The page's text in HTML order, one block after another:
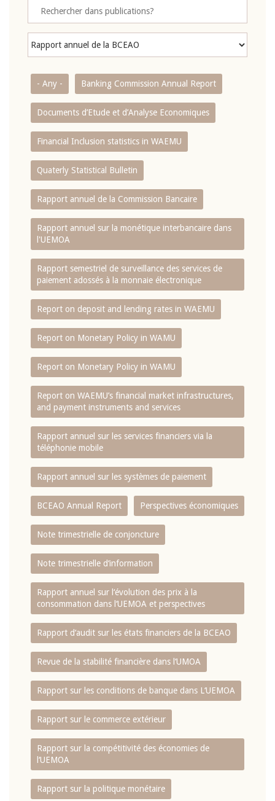
- Any - Banking Commission Annual Report
Documents d’Etude et d’Analyse Economiques
Financial Inclusion statistics in WAEMU
Quaterly Statistical Bulletin
Rapport annuel de la Commission Bancaire
Rapport annuel sur la monétique interbancaire dans
l'UEMOA
Rapport semestriel de surveillance des services de
paiement adossés à la monnaie électronique
Report on deposit and lending rates in WAEMU
Report on Monetary Policy in WAMU
Report on Monetary Policy in WAMU
Report on WAEMU’s financial market infrastructures,
and payment instruments and services
Rapport annuel sur les services financiers via la
téléphonie mobile
Rapport annuel sur les systèmes de paiement
BCEAO Annual Report Perspectives économiques
Note trimestrielle de conjoncture
Note trimestrielle d‘information
Rapport annuel sur l‘évolution des prix à la
consommation dans l‘UEMOA et perspectives
Rapport d‘audit sur les états financiers de la BCEAO
Revue de la stabilité financière dans l‘UMOA
Rapport sur les conditions de banque dans L‘UEMOA
Rapport sur le commerce extérieur
Rapport sur la compétitivité des économies de
l‘UEMOA
Rapport sur la politique monétaire